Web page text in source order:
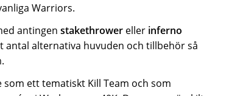
Warriors.
antingen stakethrowereller inferno
alternativa huvuden och tillbehör så
som etttematiskt Kill Team och som